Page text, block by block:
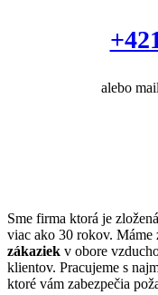
alebo
Sme firma ktorá je
viac ako 30 rokov. Máme
zákaziek v obore
klientov. Pracujeme s
ktoré vám zabezpečia